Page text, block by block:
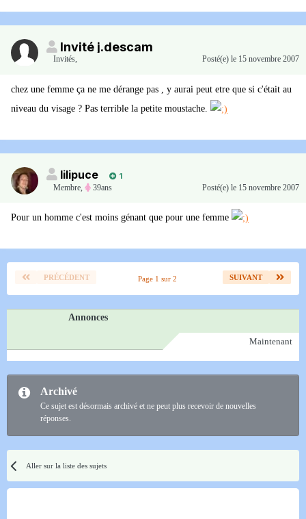
Invité j.descam
Invités, Posté(e) le 15 novembre 2007
chez une femme ça ne me dérange pas , y aurai peut etre que si c'était au
niveau du visage ? Pas terrible la petite moustache.
lilipuce
1
Membre, 39ans Posté(e) le 15 novembre 2007
Pour un homme c'est moins génant que pour une femme
PRÉCÉDENT SUIVANT
Page 1 sur 2
Annonces
Maintenant
Archivé
Ce sujet est désormais archivé et ne peut plus recevoir de nouvelles
réponses.
Aller sur la liste des sujets